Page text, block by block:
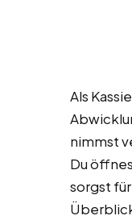
Als
nimmst
Du
sorgst